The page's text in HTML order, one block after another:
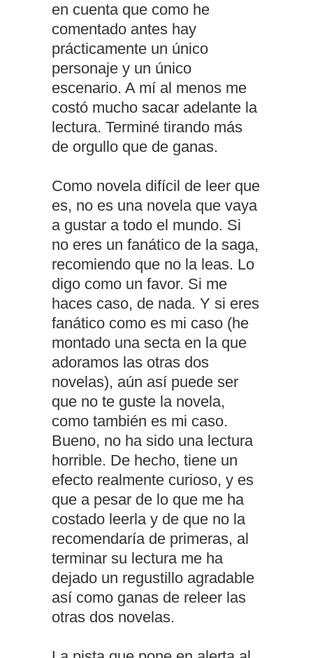
en cuenta que como he
comentado antes hay
prácticamente un único
personaje y un único
escenario. A mí al menos me
costó mucho sacar adelante la
lectura. Terminé tirando más
de orgullo que de ganas.
Como novela difícil de leer que
es, no es una novela que vaya
a gustar a todo el mundo. Si
no eres un fanático de la saga,
recomiendo que no la leas. Lo
digo como un favor. Si me
haces caso, de nada. Y si eres
fanático como es mi caso (he
montado una secta en la que
adoramos las otras dos
novelas), aún así puede ser
que no te guste la novela,
como también es mi caso.
Bueno, no ha sido una lectura
horrible. De hecho, tiene un
efecto realmente curioso, y es
que a pesar de lo que me ha
costado leerla y de que no la
recomendaría de primeras, al
terminar su lectura me ha
dejado un regustillo agradable
así como ganas de releer las
otras dos novelas.